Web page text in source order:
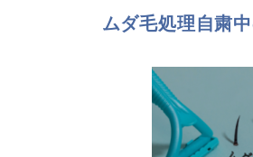
ムダ毛処理自粛